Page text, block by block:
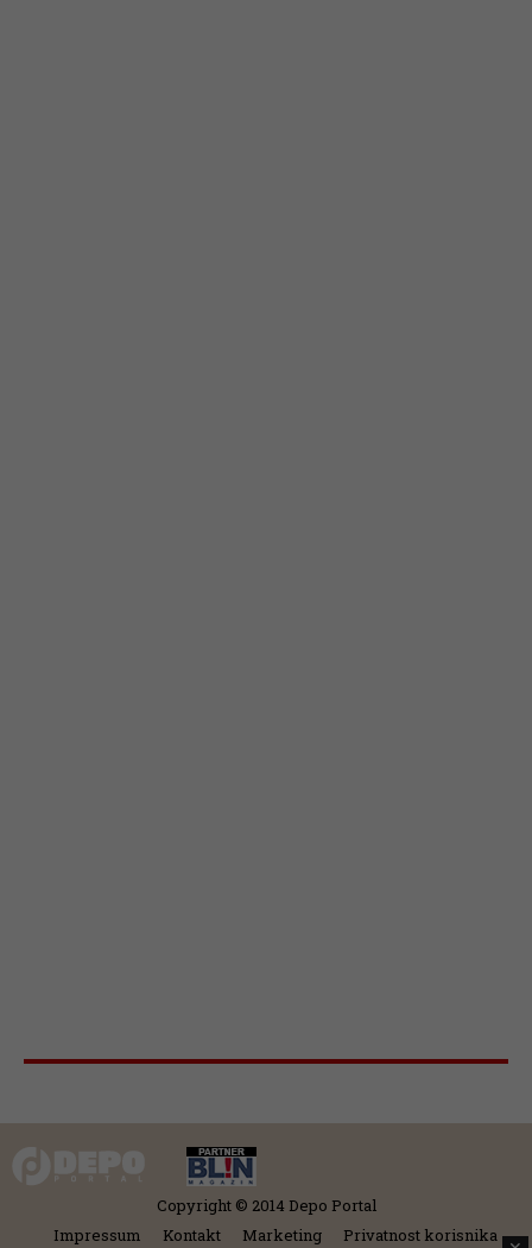
Copyright © 2014 Depo Portal
Impressum
Kontakt Marketing Privatnost korisnika